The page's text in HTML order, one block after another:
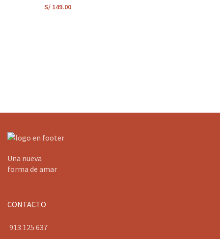
S/149.00
Una nueva
forma de amar
CONTACTO
913 125 637